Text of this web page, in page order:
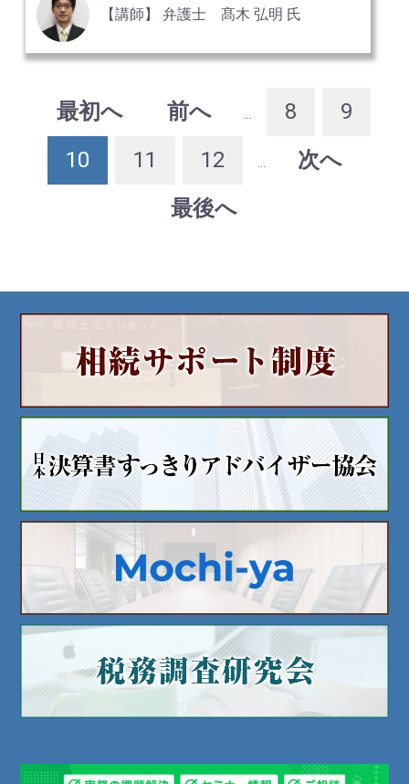
【講師】 弁護士 髙木 弘明 氏
最初へ 前へ 8
9
10
11 12
次へ
最後へ